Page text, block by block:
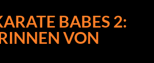
BABES 2:
VON